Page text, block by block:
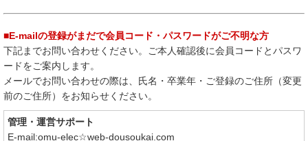
■E-mailの登録がまだで会員コード・パスワードがご不明な方
下記までお問い合わせください。ご本人確認後に会員コードとパスワ
ードをご案内します。
メールでお問い合わせの際は、氏名・卒業年・ご登録のご住所（変更
前のご住所）をお知らせください。
管理・運営サポート
E-mail:omu-elec☆web-dousoukai.com